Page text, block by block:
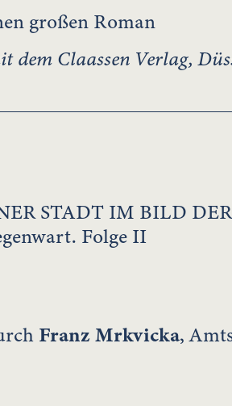
großen Roman
dem Claassen Verlag,
STADT IM BILD
Folge II
Franz Mrkvicka,